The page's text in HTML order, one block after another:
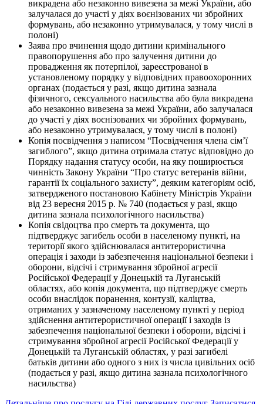
викрадена або незаконно вивезена за межі України, або
залучалася до участі у діях воєнізованих чи збройних
формувань, або незаконно утримувалася, у тому числі в
полоні)
Заява про вчинення щодо дитини кримінального
правопорушення або про залучення дитини до
провадження як потерпілої, зареєстрованої в
установленому порядку у відповідних правоохоронних
органах (подається у разі, якщо дитина зазнала
фізичного, сексуального насильства або була викрадена
або незаконно вивезена за межі України, або залучалася
до участі у діях воєнізованих чи збройних формувань,
або незаконно утримувалася, у тому числі в полоні)
Копія посвідчення з написом “Посвідчення члена сім’ї
загиблого”, якщо дитина отримала статус відповідно до
Порядку надання статусу особи, на яку поширюється
чинність Закону України “Про статус ветеранів війни,
гарантії їх соціального захисту”, деяким категоріям осіб,
затвердженого постановою Кабінету Міністрів України
від 23 вересня 2015 р. № 740 (подається у разі, якщо
дитина зазнала психологічного насильства)
Копія свідоцтва про смерть та документа, що
підтверджує загибель особи в населеному пункті, на
території якого здійснювалася антитерористична
операція і заходи із забезпечення національної безпеки і
оборони, відсічі і стримування збройної агресії
Російської Федерації у Донецькій та Луганській
областях, або копія документа, що підтверджує смерть
особи внаслідок поранення, контузії, каліцтва,
отриманих у зазначеному населеному пункті у період
здійснення антитерористичної операції і заходів із
забезпечення національної безпеки і оборони, відсічі і
стримування збройної агресії Російської Федерації у
Донецькій та Луганській областях, у разі загибелі
батьків дитини або одного з них із числа цивільних осіб
(подається у разі, якщо дитина зазнала психологічного
насильства)